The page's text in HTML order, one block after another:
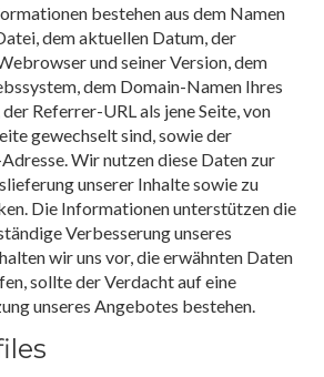
bestehen aus dem Namen
dem aktuellen Datum, der
und seiner Version, dem
dem Domain-Namen Ihres
Referrer-URL als jene Seite, von
gewechselt sind, sowie der
Wir nutzen diese Daten zur
unserer Inhalte sowie zu
Die Informationen unterstützen die
Verbesserung unseres
wir uns vor, die erwähnten Daten
sollte der Verdacht auf eine
unseres Angebotes bestehen.